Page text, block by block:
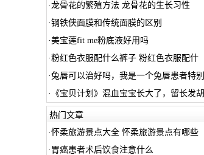
·龙骨花的繁殖方法 龙骨花的生长习性
·钢铁侠面膜和传统面膜的区别
·美宝莲fit me粉底液好用吗
·粉红色衣服配什么裤子 粉红色衣服配什
·兔唇可以治好吗，我是一个兔唇患者特别
· 《宝贝计划》混血宝宝长大了，留长发胡
热门文章
·怀柔旅游景点大全 怀柔旅游景点有哪些
· 胃癌患者术后饮食注意什么